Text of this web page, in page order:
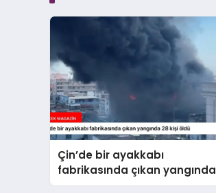
Çin’de bir ayakkabı
fabrikasında çıkan yangında
28 kişi öldü